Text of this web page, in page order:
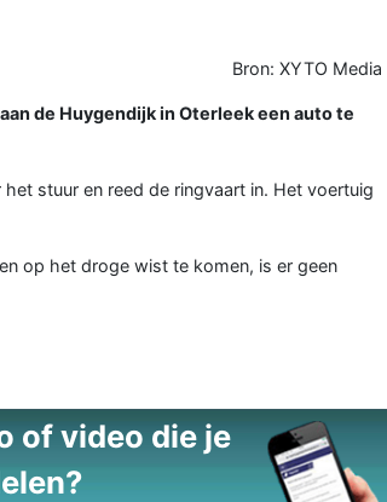
Bron: XYTO Media
de Huygendijk in Oterleek een auto te
stuur en reed de ringvaart in. Het voertuig
op het droge wist te komen, is er geen
of video die je